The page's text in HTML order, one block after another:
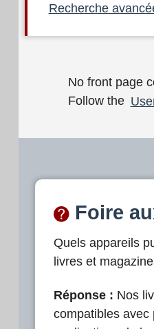
Recherche
B
i
e
v
e
n
u
s
No front page
Follow the
Foire
Quels appareils
livres et
Réponse : Nos
compatibles avec